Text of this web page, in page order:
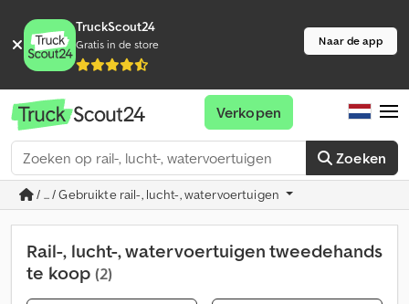
TruckScout24
Gratis in de store Naar de app
Zoeken
Verkopen
/ ... / Gebruikte rail-, lucht-, watervoertuigen
Rail-, lucht-, watervoertuigen tweedehands
te koop (2)